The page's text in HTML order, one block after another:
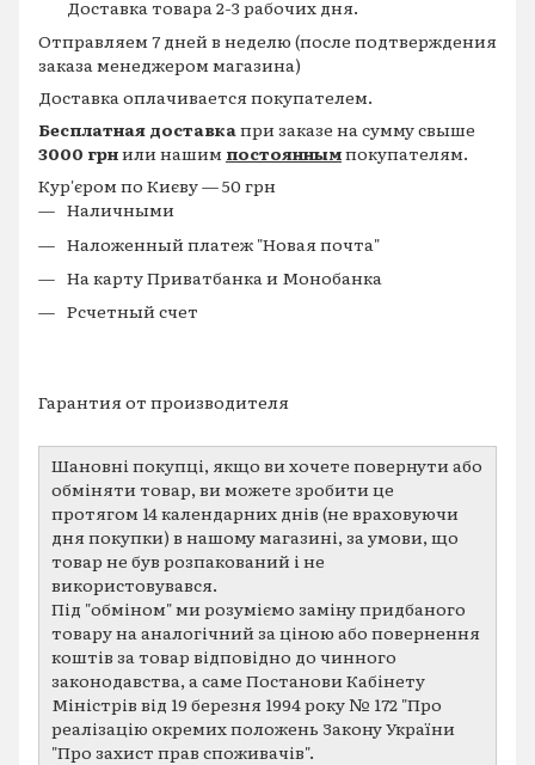
Доставка товара 2-3 рабочих дня.
Отправляем 7 дней в неделю (после подтверждения
заказа менеджером магазина)
Доставка оплачивается покупателем.
Бесплатная доставкапри заказе на сумму свыше
3000 грнили нашим постояннымпокупателям.
Кур'єром по Києву — 50 грн
Наличными
Наложенный платеж "Новая почта"
На карту Приватбанка и Монобанка
Рсчетный счет
Гарантия от производителя
Шановні покупці, якщо ви хочете повернути або
обміняти товар, ви можете зробити це
протягом 14 календарних днів (не враховуючи
дня покупки) в нашому магазині, за умови, що
товар не був розпакований і не
використовувався.
Під "обміном" ми розуміємо заміну придбаного
товару на аналогічний за ціною або повернення
коштів за товар відповідно до чинного
законодавства, а саме Постанови Кабінету
Міністрів від 19 березня 1994 року № 172 "Про
реалізацію окремих положень Закону України
"Про захист прав споживачів".